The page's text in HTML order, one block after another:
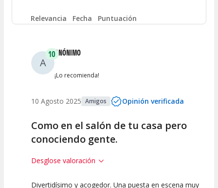
Entre 4 y 6 1
Entre 0 y 2
Relevancia Fecha Puntuación
A
10ANÓNIMO
¡Lo recomienda!
10 Agosto 2025 Amigos Opinión verificada
Como en el salón de tu casa pero
conociendo gente.
Desglose valoración
Divertidísimo y acogedor. Una puesta en escena muy